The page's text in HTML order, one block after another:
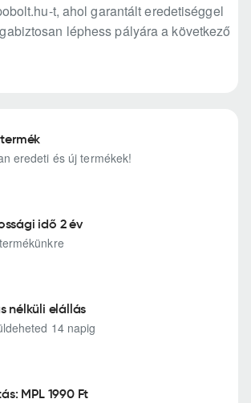
t, ahol garantált eredetiséggel
léphess pályára a következő
eredeti és új termékek!
idő 2 év
nélküli elállás
14 napig
MPL 1990 Ft